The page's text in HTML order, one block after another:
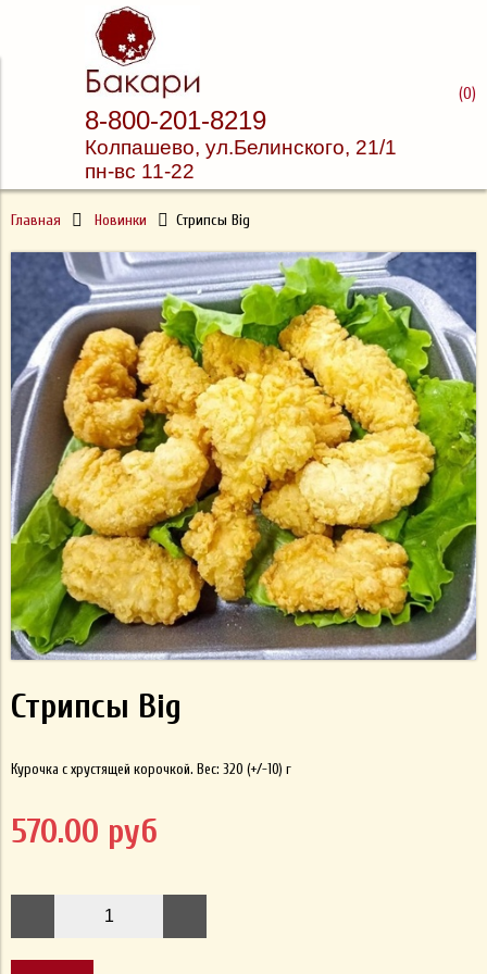
8-800-201-8219
Колпашево, ул.Белинского, 21/1
пн-вс 11-22
(0)
Доставка суши и пиццы
Бакари
Главная Новинки Стрипсы Big
Стрипсы Big
Курочка с хрустящей корочкой. Вес: 320 (+/-10) г
570.00 руб